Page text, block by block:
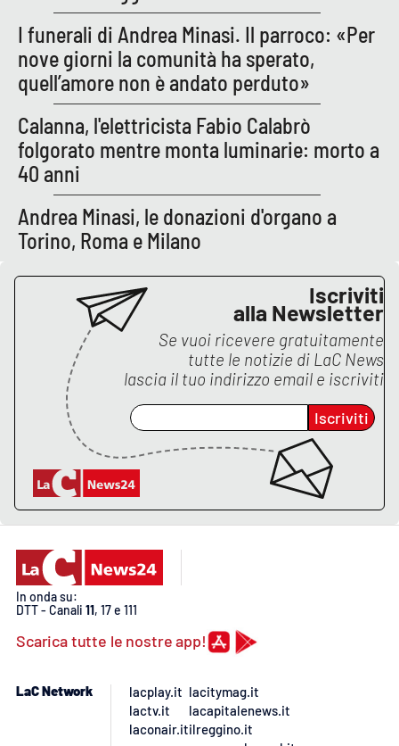
I funerali di Andrea Minasi. Il parroco: «Per
nove giorni la comunità ha sperato,
quell’amore non è andato perduto»
Calanna, l'elettricista Fabio Calabrò
folgorato mentre monta luminarie: morto a
40 anni
Andrea Minasi, le donazioni d'organo a
Torino, Roma e Milano
Iscriviti
alla Newsletter
Se vuoi ricevere gratuitamente
tutte le notizie di LaC News
lascia il tuo indirizzo email e iscriviti
Iscriviti
In onda su:
DTT - Canali 11, 17 e 111
Scarica tutte le nostre app!
LaC Network
lacplay.it
lactv.it
laconair.it
lacitymag.it
lacapitalenews.it
ilreggino.it